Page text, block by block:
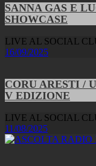
SANNA GAS E
SHOWCASE
LIVE AL SOCIAL
16/09/2025
CORU ARESTI /
V EDIZIONE
LIVE AL SOCIAL
11/08/2025